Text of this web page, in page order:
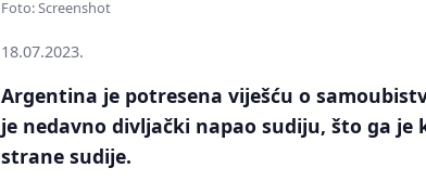
Foto: Screenshot
18.07.2023.
Argentina je potresena viješću o
je nedavno divljački napao sudiju, što ga
strane sudije.